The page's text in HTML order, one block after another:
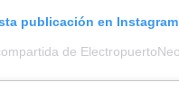
publicación en Instagram